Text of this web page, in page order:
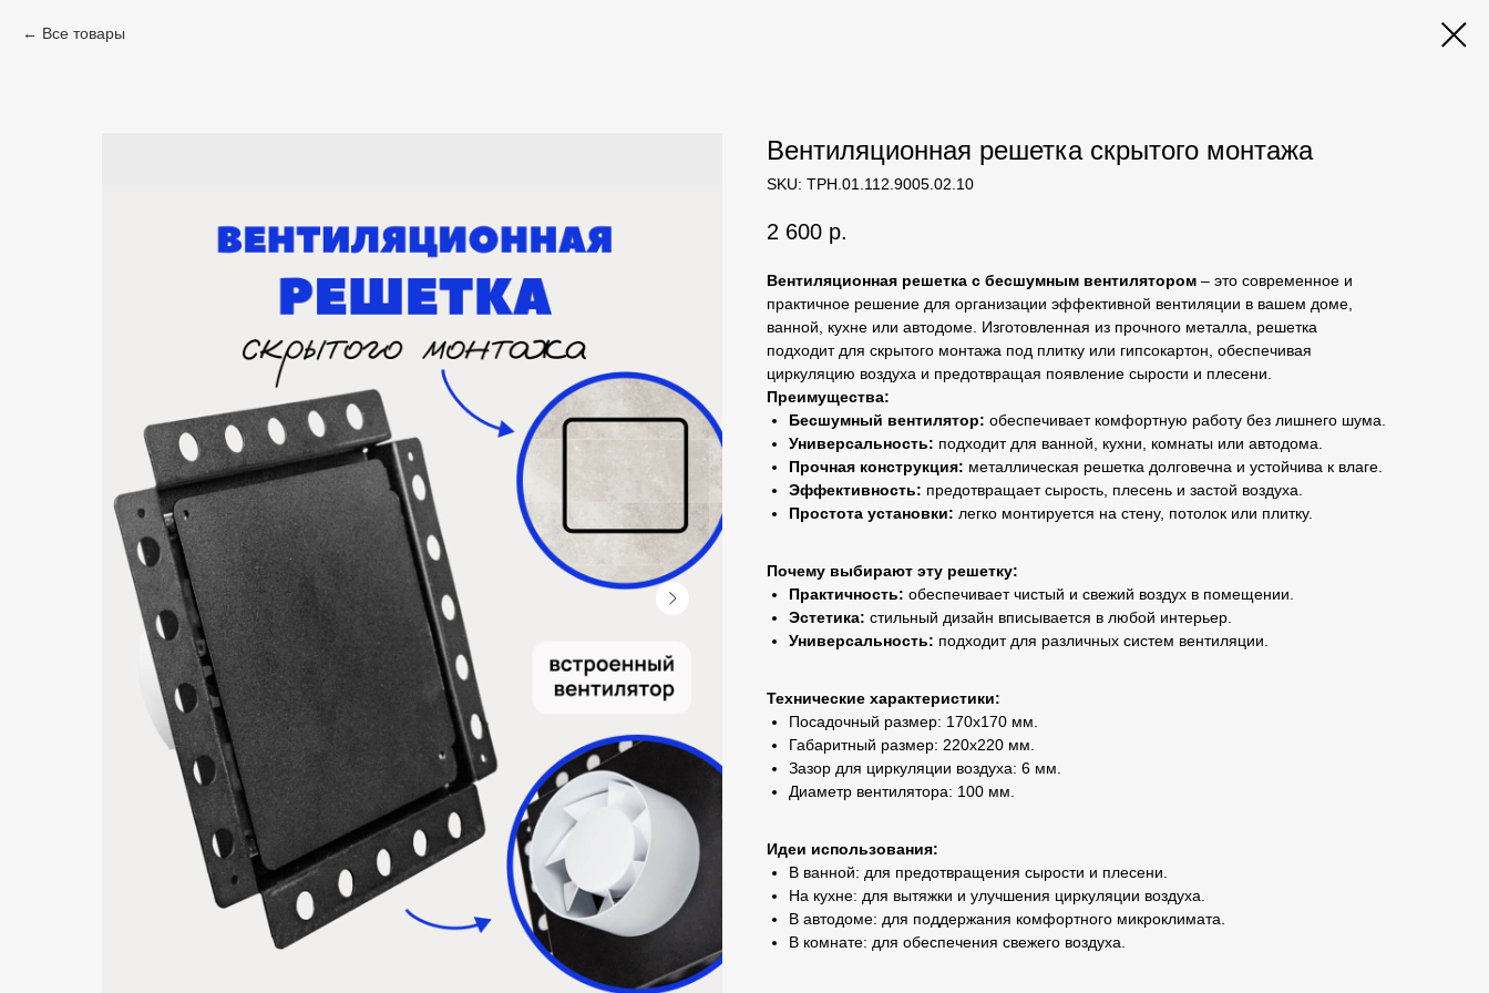
Все товары
Вентиляционная решетка скрытого монтажа
SKU: ТРН.01.112.9005.02.10
2 600 р.
Вентиляционная решетка с бесшумным вентилятором – это современное и
практичное решение для организации эффективной вентиляции в вашем доме,
ванной, кухне или автодоме. Изготовленная из прочного металла, решетка
подходит для скрытого монтажа под плитку или гипсокартон, обеспечивая
циркуляцию воздуха и предотвращая появление сырости и плесени.
Преимущества:
Бесшумный вентилятор: обеспечивает комфортную работу без лишнего шума.
Универсальность: подходит для ванной, кухни, комнаты или автодома.
Прочная конструкция: металлическая решетка долговечна и устойчива к влаге.
Эффективность: предотвращает сырость, плесень и застой воздуха.
Простота установки: легко монтируется на стену, потолок или плитку.
Почему выбирают эту решетку:
Практичность: обеспечивает чистый и свежий воздух в помещении.
Эстетика: стильный дизайн вписывается в любой интерьер.
Универсальность: подходит для различных систем вентиляции.
Технические характеристики:
Посадочный размер: 170х170 мм.
Габаритный размер: 220х220 мм.
Зазор для циркуляции воздуха: 6 мм.
Диаметр вентилятора: 100 мм.
Идеи использования:
В ванной: для предотвращения сырости и плесени.
На кухне: для вытяжки и улучшения циркуляции воздуха.
В автодоме: для поддержания комфортного микроклимата.
В комнате: для обеспечения свежего воздуха.